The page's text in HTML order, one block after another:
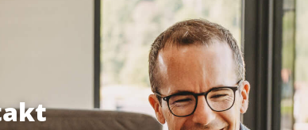
Anpassungen der Abläufe dennoch
weitergehen kann.